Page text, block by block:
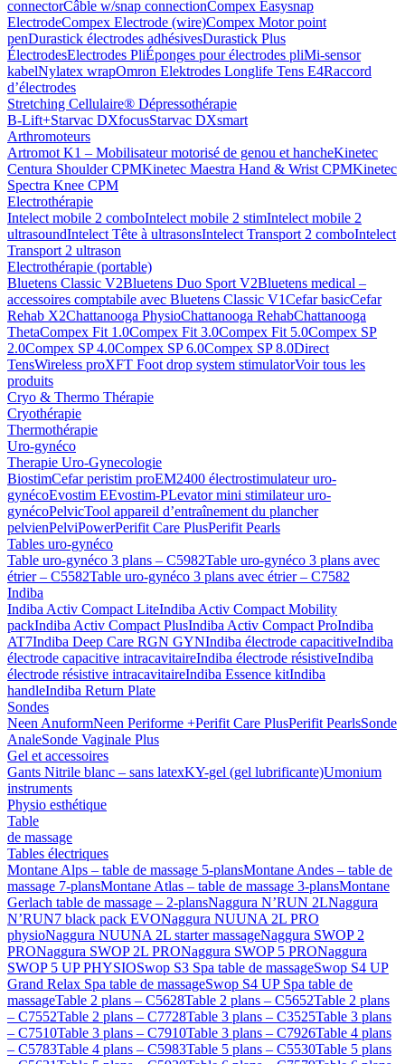
connectorCâble w/snap connectionCompex Easysnap
ElectrodeCompex Electrode (wire)Compex Motor point
penDurastick électrodes adhésivesDurastick Plus
ÉlectrodesElectrodes PliÉponges pour électrodes pliMi-sensor
kabelNylatex wrapOmron Elektrodes Longlife Tens E4Raccord
d’électrodes
Stretching Cellulaire® Dépressothérapie
B-Lift+Starvac DXfocusStarvac DXsmart
Arthromoteurs
Artromot K1 – Mobilisateur motorisé de genou et hancheKinetec
Centura Shoulder CPMKinetec Maestra Hand & Wrist CPMKinetec
Spectra Knee CPM
Electrothérapie
Intelect mobile 2 comboIntelect mobile 2 stimIntelect mobile 2
ultrasoundIntelect Tête à ultrasonsIntelect Transport 2 comboIntelect
Transport 2 ultrason
Electrothérapie (portable)
Bluetens Classic V2Bluetens Duo Sport V2Bluetens medical –
accessoires comptabile avec Bluetens Classic V1Cefar basicCefar
Rehab X2Chattanooga PhysioChattanooga RehabChattanooga
ThetaCompex Fit 1.0Compex Fit 3.0Compex Fit 5.0Compex SP
2.0Compex SP 4.0Compex SP 6.0Compex SP 8.0Direct
TensWireless proXFT Foot drop system stimulatorVoir tous les
produits
Cryo & Thermo Thérapie
Cryothérapie
Thermothérapie
Uro-gynéco
Therapie Uro-Gynecologie
BiostimCefar peristim proEM2400 électrostimulateur uro-
gynécoEvostim EEvostim-PLevator mini stimilateur uro-
gynécoPelvicTool appareil d’entraînement du plancher
pelvienPelviPowerPerifit Care PlusPerifit Pearls
Tables uro-gynéco
Table uro-gynéco 3 plans – C5982Table uro-gynéco 3 plans avec
étrier – C5582Table uro-gynéco 3 plans avec étrier – C7582
Indiba
Indiba Activ Compact LiteIndiba Activ Compact Mobility
packIndiba Activ Compact PlusIndiba Activ Compact ProIndiba
AT7Indiba Deep Care RGN GYNIndiba électrode capacitiveIndiba
électrode capacitive intracavitaireIndiba électrode résistiveIndiba
électrode résistive intracavitaireIndiba Essence kitIndiba
handleIndiba Return Plate
Sondes
Neen AnuformNeen Periforme +Perifit Care PlusPerifit PearlsSonde
AnaleSonde Vaginale Plus
Gel et accessoires
Gants Nitrile blanc – sans latexKY-gel (gel lubrificante)Umonium
instruments
Physio esthétique
Table
de massage
Tables électriques
Montane Alps – table de massage 5-plansMontane Andes – table de
massage 7-plansMontane Atlas – table de massage 3-plansMontane
Gerlach table de massage – 2-plansNaggura N’RUN 2LNaggura
N’RUN7 black pack EVONaggura NUUNA 2L PRO
physioNaggura NUUNA 2L starter massageNaggura SWOP 2
PRONaggura SWOP 2L PRONaggura SWOP 5 PRONaggura
SWOP 5 UP PHYSIOSwop S3 Spa table de massageSwop S4 UP
Grand Relax Spa table de massageSwop S4 UP Spa table de
massageTable 2 plans – C5628Table 2 plans – C5652Table 2 plans
– C7552Table 2 plans – C7728Table 3 plans – C3525Table 3 plans
– C7510Table 3 plans – C7910Table 3 plans – C7926Table 4 plans
– C5783Table 4 plans – C5983Table 5 plans – C5530Table 5 plans